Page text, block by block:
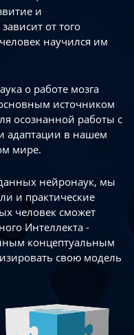
и
от того
человек научился им
о работе мозга
источником
осознанной работы с
адаптации в нашем
мире.
нейронаук, мы
и практические
человек сможет
Интеллекта -
концептуальным
свою модель